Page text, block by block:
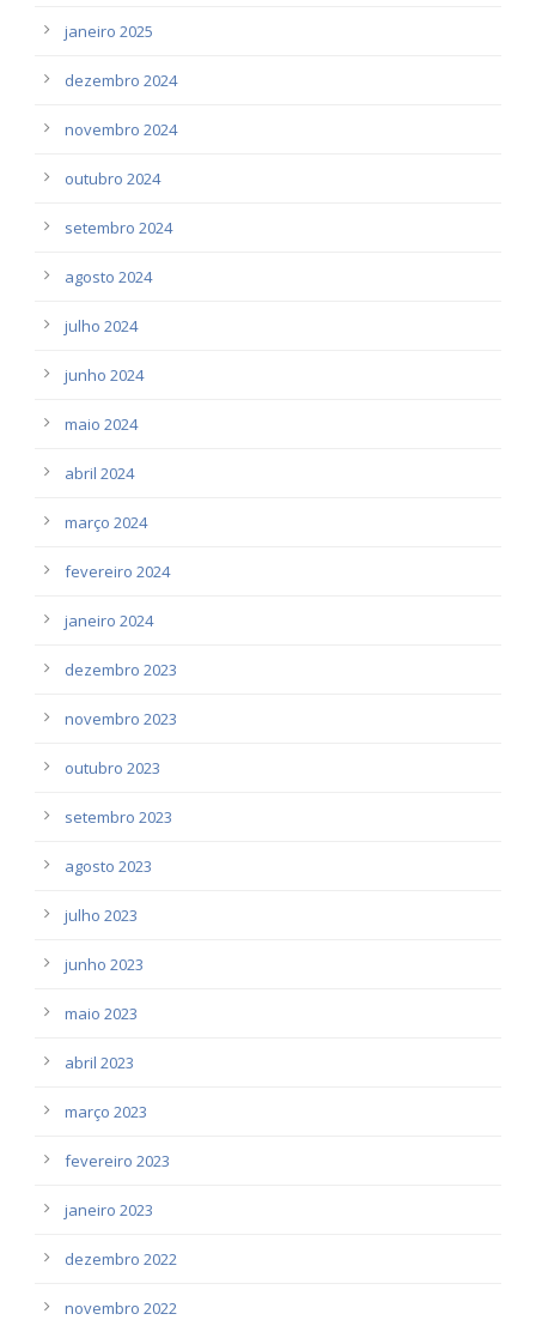
janeiro 2025
dezembro 2024
novembro 2024
outubro 2024
setembro 2024
agosto 2024
julho 2024
junho 2024
maio 2024
abril 2024
março 2024
fevereiro 2024
janeiro 2024
dezembro 2023
novembro 2023
outubro 2023
setembro 2023
agosto 2023
julho 2023
junho 2023
maio 2023
abril 2023
março 2023
fevereiro 2023
janeiro 2023
dezembro 2022
novembro 2022